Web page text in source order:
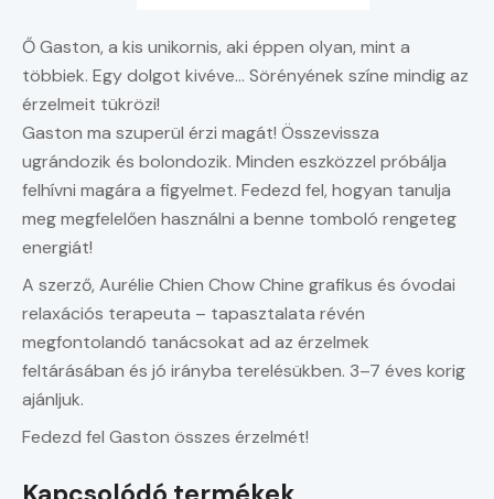
Ő Gaston, a kis unikornis, aki éppen olyan, mint a
többiek. Egy dolgot kivéve… Sörényének színe mindig az
érzelmeit tükrözi!
Gaston ma szuperül érzi magát! Összevissza
ugrándozik és bolondozik. Minden eszközzel próbálja
felhívni magára a figyelmet. Fedezd fel, hogyan tanulja
meg megfelelően használni a benne tomboló rengeteg
energiát!
A szerző, Aurélie Chien Chow Chine grafikus és óvodai
relaxációs terapeuta – tapasztalata révén
megfontolandó tanácsokat ad az érzelmek
feltárásában és jó irányba terelésükben. 3–7 éves korig
ajánljuk.
Fedezd fel Gaston összes érzelmét!